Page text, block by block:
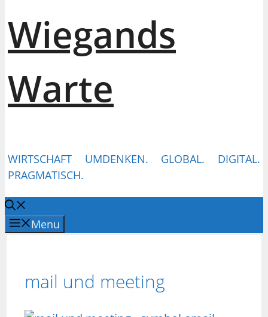
Wiegands
Warte
WIRTSCHAFT UMDENKEN. GLOBAL. DIGITAL.
PRAGMATISCH.
Menu
mail und meeting